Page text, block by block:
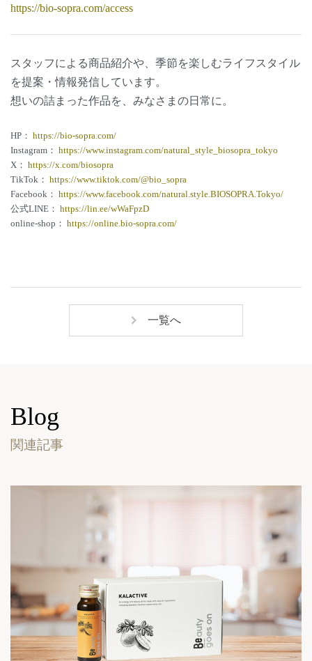
https://bio-sopra.com/access
スタッフによる商品紹介や、季節を楽しむライフスタイル
を提案・情報発信しています。
想いの詰まった作品を、みなさまの日常に。
HP： https://bio-sopra.com/
Instagram： https://www.instagram.com/natural_style_biosopra_tokyo
X： https://x.com/biosopra
TikTok： https://www.tiktok.com/@bio_sopra
Facebook： https://www.facebook.com/natural.style.BIOSOPRA.Tokyo/
公式LINE： https://lin.ee/wWaFpzD
online-shop： https://online.bio-sopra.com/
一覧へ
Blog
関連記事